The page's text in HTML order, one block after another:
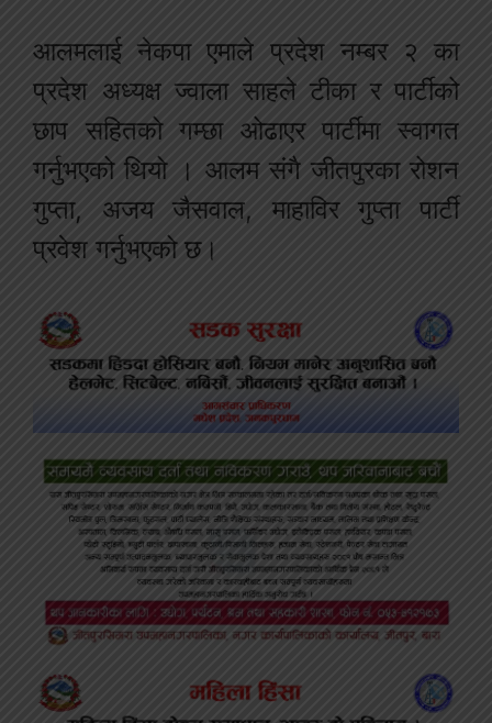
आलमलाई नेकपा एमाले प्रदेश नम्बर २ का
प्रदेश अध्यक्ष ज्वाला साहले टीका र पार्टीको
छाप सहितको गम्छा ओढाएर पार्टीमा स्वागत
गर्नुभएको थियो । आलम संगै जीतपुरका रोशन
गुप्ता, अजय जैसवाल, माहाविर गुप्ता पार्टी
प्रवेश गर्नुभएको छ।